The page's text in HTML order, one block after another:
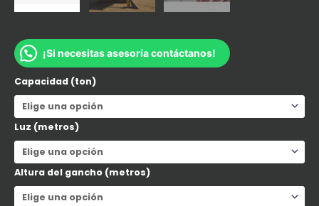
¡Si necesitas asesoría contáctanos!
Capacidad (ton)
Luz (metros)
Altura del gancho (metros)